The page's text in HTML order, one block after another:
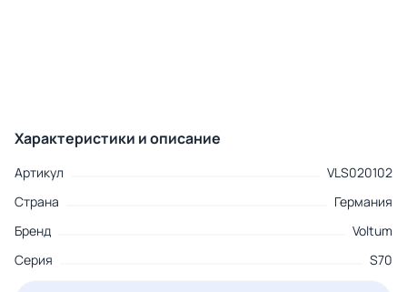
Характеристики и описание
Артикул
VLS020102
Страна
Германия
Бренд
Voltum
Серия
S70